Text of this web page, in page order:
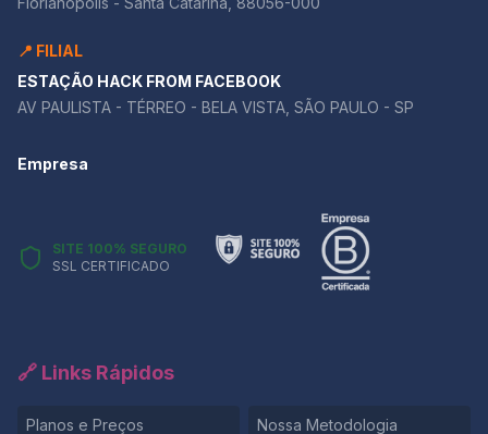
📍 FILIAL
ESTAÇÃO HACK FROM FACEBOOK
AV PAULISTA - TÉRREO - BELA VISTA, SÃO PAULO - SP
Empresa
SITE 100% SEGURO
SSL CERTIFICADO
🔗 Links Rápidos
Planos e Preços Nossa Metodologia